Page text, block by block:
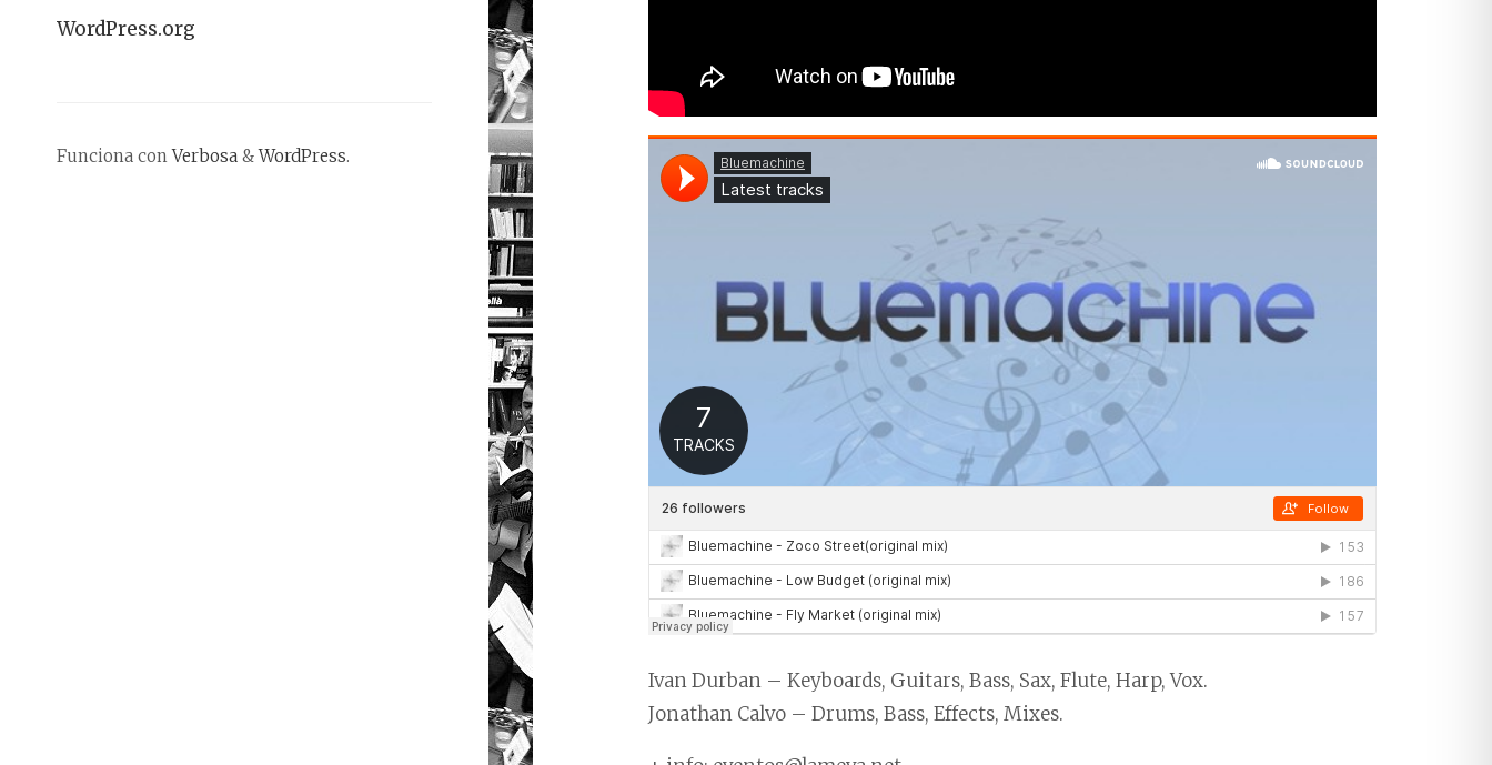
WordPress.org
Funciona con Verbosa &WordPress.
Ivan Durban – Keyboards, Guitars, Bass, Sax, Flute, Harp, Vox.
Jonathan Calvo – Drums, Bass, Effects, Mixes.